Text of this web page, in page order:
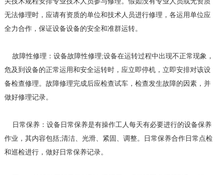
无法修理时，应请有资质的单位和技术人员进行修理，各运用单位应
全力合作，保证设备设备的安全和准群运转。
故障性修理：设备故障性修理;设备在运转过程中出现不正常现象，
危及到设备的正常运用和安全运转时，应立即停机，立即安排对该设
备检查修理。故障修理完成后应检查试车，检查发生故障的因素，并
做好修理记录。
日常保养：设备日常保养是有操作工人每天有必要进行的设备保养
作业，其内容包括;清洁、光滑、紧固、调整。日常保养合作日常点检
和巡检进行，做好日常保养记录。